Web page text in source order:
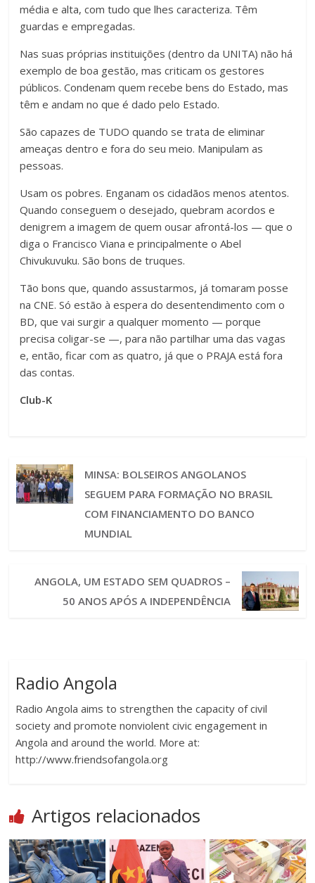
média e alta, com tudo que lhes caracteriza. Têm
guardas e empregadas.
Nas suas próprias instituições (dentro da UNITA) não há
exemplo de boa gestão, mas criticam os gestores
públicos. Condenam quem recebe bens do Estado, mas
têm e andam no que é dado pelo Estado.
São capazes de TUDO quando se trata de eliminar
ameaças dentro e fora do seu meio. Manipulam as
pessoas.
Usam os pobres. Enganam os cidadãos menos atentos.
Quando conseguem o desejado, quebram acordos e
denigrem a imagem de quem ousar afrontá-los — que o
diga o Francisco Viana e principalmente o Abel
Chivukuvuku. São bons de truques.
Tão bons que, quando assustarmos, já tomaram posse
na CNE. Só estão à espera do desentendimento com o
BD, que vai surgir a qualquer momento — porque
precisa coligar-se —, para não partilhar uma das vagas
e, então, ficar com as quatro, já que o PRAJA está fora
das contas.
Club-K
MINSA: BOLSEIROS ANGOLANOS
SEGUEM PARA FORMAÇÃO NO BRASIL
COM FINANCIAMENTO DO BANCO
MUNDIAL
ANGOLA, UM ESTADO SEM QUADROS –
50 ANOS APÓS A INDEPENDÊNCIA
Radio Angola
Radio Angola aims to strengthen the capacity of civil
society and promote nonviolent civic engagement in
Angola and around the world. More at:
http://www.friendsofangola.org
Artigos relacionados